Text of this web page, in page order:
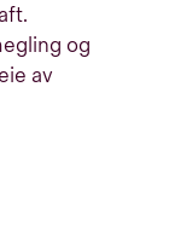
og
av